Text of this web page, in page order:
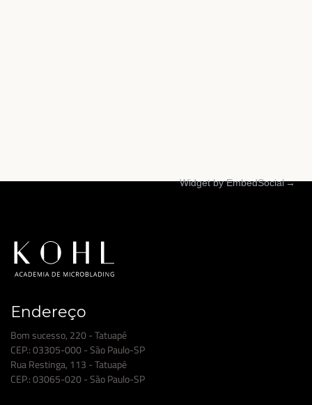
Widget by EmbedSocial→
Endereço
Bom sucesso, 220 - Tatuapé
CEP.: 03305-000 - São Paulo-SP
Rua Restinga, 113 - Tatuapé
CEP.: 03065-020 - São Paulo-SP